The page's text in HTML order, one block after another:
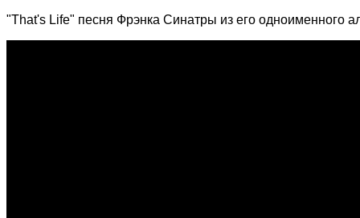
"That's Life" песня Фрэнка Синатры из его одноименного